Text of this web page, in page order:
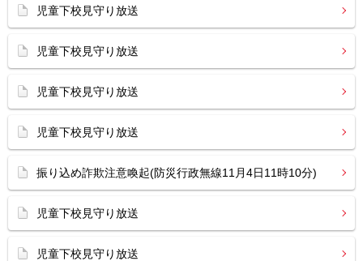
児童下校見守り放送
児童下校見守り放送
児童下校見守り放送
児童下校見守り放送
振り込め詐欺注意喚起(防災行政無線11月4日11時10分)
児童下校見守り放送
児童下校見守り放送